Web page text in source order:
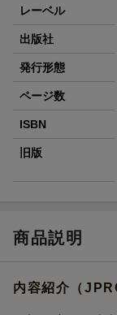
レーベル
出版社
発行形態
ページ数
ISBN
旧版
商品説明
内容紹介（